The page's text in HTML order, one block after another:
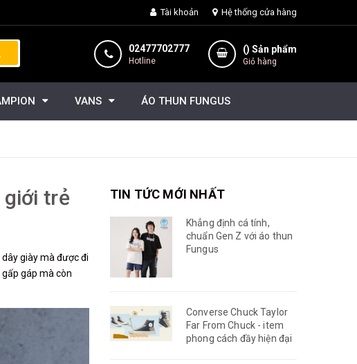
Tài khoản Hệ thống cửa hàng
02477702777
Hotline
() Sản phẩm
Giỏ hàng
VANS ÁO THUN FUNGUS
giới trẻ
giày mà được đi
gáp mà còn
TIN TỨC MỚI NHẤT
Khẳng định cá tính,
chuẩn Gen Z với áo thun
Fungus
Converse Chuck Taylor
Far From Chuck - item
phong cách đầy hiện đại